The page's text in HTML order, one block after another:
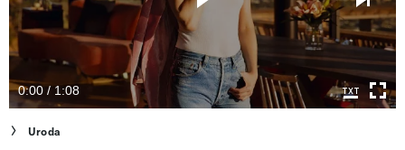
Uroda
Styl życia
Kultura
Wideo
0:00 / 1:08
Uroda